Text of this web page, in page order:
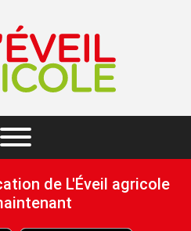
de L'Éveil agricole